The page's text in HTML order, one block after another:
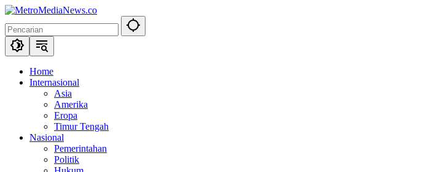
Langsung
konten
Home
Internasional
Asia
Amerika
Eropa
Timur Tengah
Nasional
Pemerintahan
Politik